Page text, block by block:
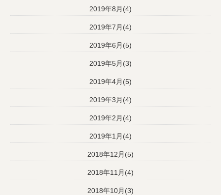
2019年8月(4)
2019年7月(4)
2019年6月(5)
2019年5月(3)
2019年4月(5)
2019年3月(4)
2019年2月(4)
2019年1月(4)
2018年12月(5)
2018年11月(4)
2018年10月(3)